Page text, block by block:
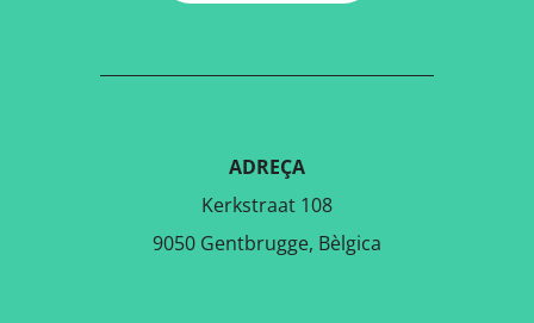
ADREÇA
Kerkstraat 108
9050 Gentbrugge, Bèlgica